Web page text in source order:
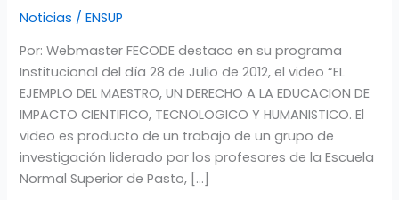
Noticias /ENSUP
Por: Webmaster FECODE destaco en su programa
Institucional del día 28 de Julio de 2012, el video “EL
EJEMPLO DEL MAESTRO, UN DERECHO A LA EDUCACION DE
IMPACTO CIENTIFICO, TECNOLOGICO Y HUMANISTICO. El
video es producto de un trabajo de un grupo de
investigación liderado por los profesores de la Escuela
Normal Superior de Pasto, […]
LA
EDUCACION
DE
IMPACTO
CIENTIFICO,
TECNOLOGICO
Y